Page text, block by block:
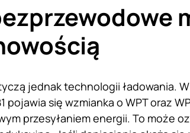
jednak technologii ładowania.
pojawia się wzmianka o WPT oraz
przesyłaniem energii. To może